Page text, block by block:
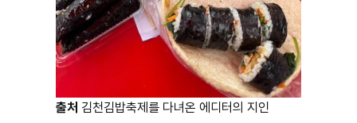
출처 김천김밥축제를 다녀온 에디터의 지인